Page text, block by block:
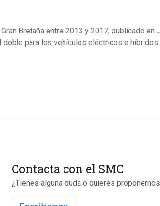
Bretaña entre 2013 y 2017, publicado en
para los vehículos eléctricos e híbridos
Suscribirse a RSS -
Contacta con el SMC
¿Tienes alguna duda o quieres